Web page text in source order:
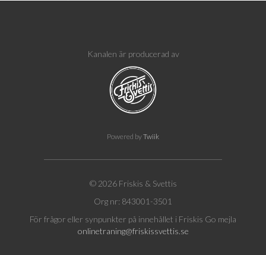
Kanalen är producerad av
Powered byTwiik
© 2026 Friskis & Svettis
Org nr: 843001-3501
För frågor eller synpunkter på innehållet i Friskis Go mejla
onlinetraning@friskissvettis.se